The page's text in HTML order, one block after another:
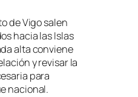
de Vigo salen
hacia las Islas
alta conviene
y revisar la
para
nacional.